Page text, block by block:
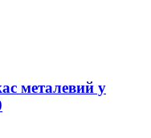
металевий у